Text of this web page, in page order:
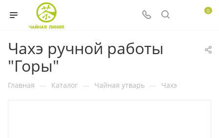
0
Чахэ ручной работы
"Горы"
Главная — Каталог — Чайная утварь — Чахэ